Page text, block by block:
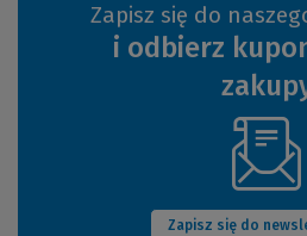
Zapisz się do
i odbierz
Zapisz się do
(Nowe
okno)